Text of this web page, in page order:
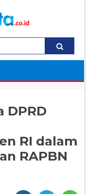
DPRD
RI dalam
RAPBN